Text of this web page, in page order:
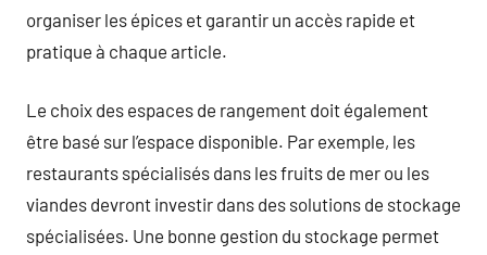
organiser les épices et garantir un accès rapide et
pratique à chaque article.
Le choix des espaces de rangement doit également
être basé sur l’espace disponible. Par exemple, les
restaurants spécialisés dans les fruits de mer ou les
viandes devront investir dans des solutions de stockage
spécialisées. Une bonne gestion du stockage permet